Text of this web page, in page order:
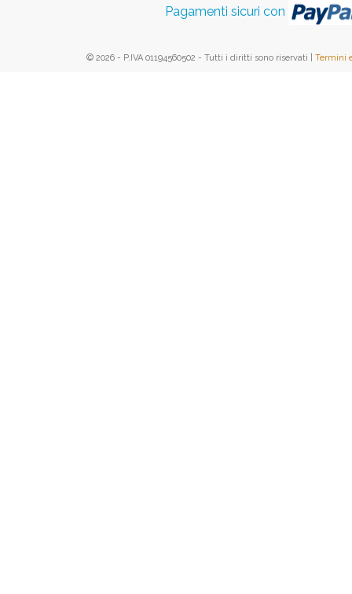
Pagamenti sicuri con
© 2026 - P.IVA 01194560502 - Tutti i diritti sono riservati | Termini